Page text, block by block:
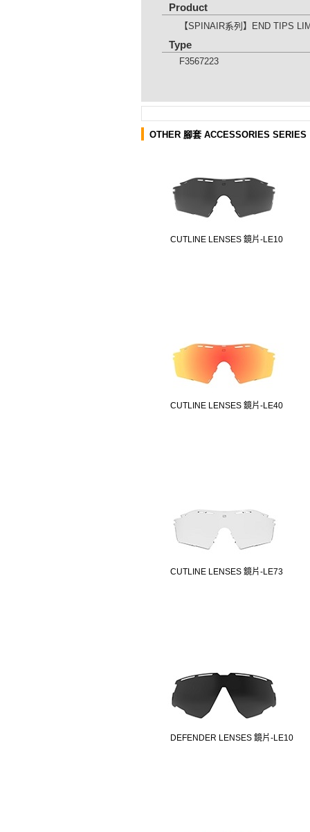
Product
【SPINAIR系列】END TIPS
Type
F3567223
OTHER 腳套 ACCESSORIES SERIES
CUTLINE LENSES 鏡片-LE10
CUTLINE LENSES 鏡片-LE40
CUTLINE LENSES 鏡片-LE73
DEFENDER LENSES 鏡片-LE10